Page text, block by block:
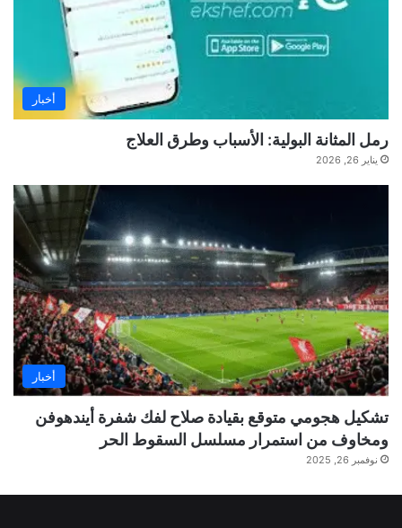
أخبار
رمل المثانة البولية: الأسباب وطرق العلاج
يناير 26, 2026
أخبار
تشكيل هجومي متوقع بقيادة صلاح لفك شفرة أيندهوفن
ومخاوف من استمرار مسلسل السقوط الحر
نوفمبر 26, 2025